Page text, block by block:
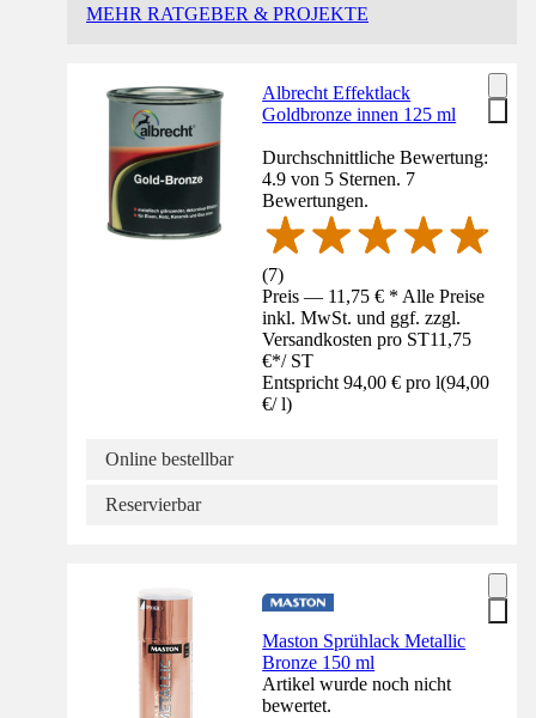
MEHR RATGEBER & PROJEKTE
Albrecht Effektlack
Goldbronze innen 125 ml
Durchschnittliche Bewertung:
4.9 von 5 Sternen. 7
Bewertungen.
(7)
Preis — 11,75 € * Alle Preise
inkl. MwSt. und ggf. zzgl.
Versandkosten pro ST11,75
€*/ ST
Entspricht 94,00 € pro l(94,00
€/ l)
Online bestellbar
Reservierbar
Maston Sprühlack Metallic
Bronze 150 ml
Artikel wurde noch nicht
bewertet.